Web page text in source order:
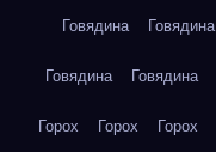
Говядина Говядина
Говядина Говядина
Горох Горох Горох